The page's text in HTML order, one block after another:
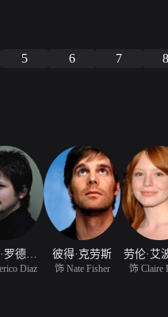
5 6 7
Diaz
彼得·克劳斯
饰 Nate Fisher
劳伦·艾
饰 Claire